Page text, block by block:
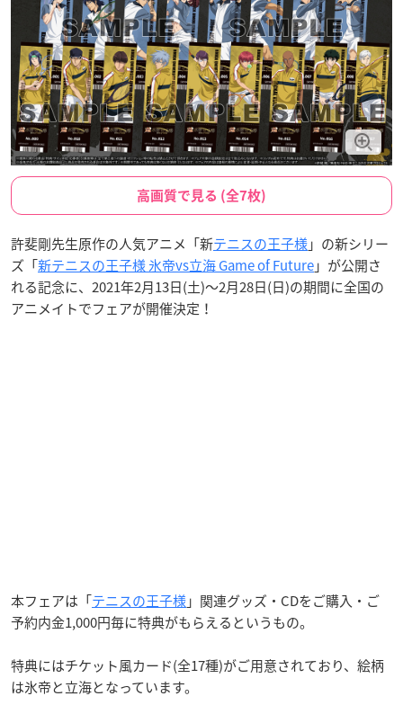
高画質で見る (全7枚)
許斐剛先生原作の人気アニメ「新テニスの王子様」の新シリー
ズ「新テニスの王子様 氷帝vs立海 Game of Future」が公開さ
れる記念に、2021年2月13日(土)～2月28日(日)の期間に全国の
アニメイトでフェアが開催決定！
本フェアは「テニスの王子様」関連グッズ・CDをご購入・ご
予約内金1,000円毎に特典がもらえるというもの。
特典にはチケット風カード(全17種)がご用意されており、絵柄
は氷帝と立海となっています。